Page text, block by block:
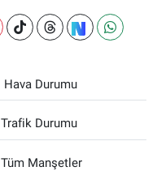
Hava Durumu
Trafik Durumu
Tüm Manşetler